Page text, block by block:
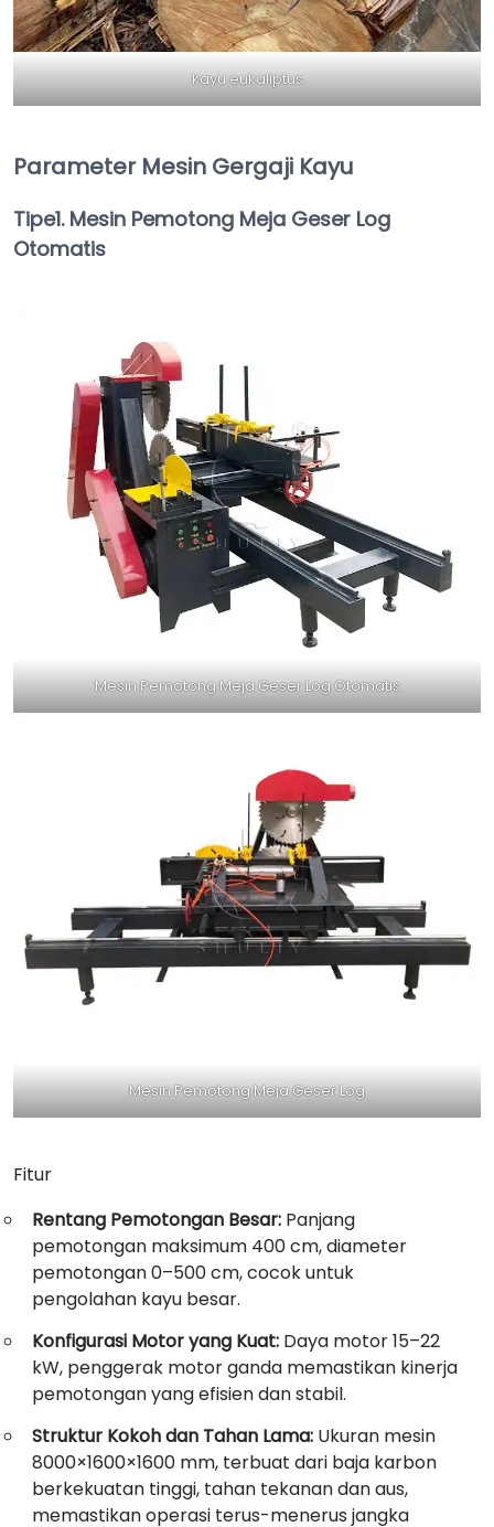
kayu eukaliptus
Parameter Mesin Gergaji Kayu
Tipe1. Mesin Pemotong Meja Geser Log
Otomatis
Mesin Pemotong Meja Geser Log Otomatis
Mesin Pemotong Meja Geser Log
Fitur
Rentang Pemotongan Besar: Panjang
pemotongan maksimum 400 cm, diameter
pemotongan 0–500 cm, cocok untuk
pengolahan kayu besar.
Konfigurasi Motor yang Kuat: Daya motor 15–22
kW, penggerak motor ganda memastikan kinerja
pemotongan yang efisien dan stabil.
Struktur Kokoh dan Tahan Lama: Ukuran mesin
8000×1600×1600 mm, terbuat dari baja karbon
berkekuatan tinggi, tahan tekanan dan aus,
memastikan operasi terus-menerus jangka